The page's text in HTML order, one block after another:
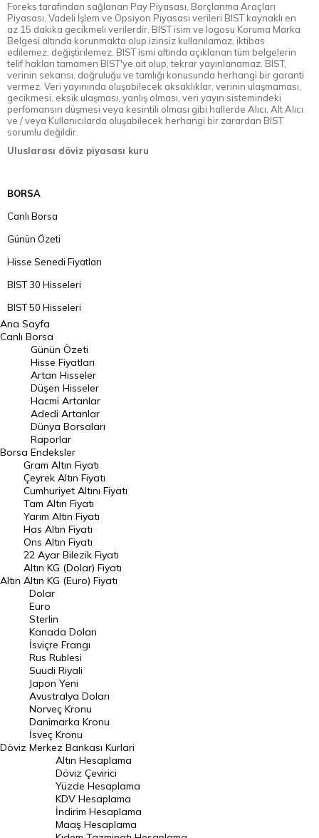
Foreks tarafından sağlanan Pay Piyasası, Borçlanma Araçları
Piyasası, Vadeli İşlem ve Opsiyon Piyasası verileri BIST kaynaklı en
az 15 dakika gecikmeli verilerdir. BIST isim ve logosu Koruma Marka
Belgesi altında korunmakta olup izinsiz kullanılamaz, iktibas
edilemez, değiştirilemez. BIST ismi altında açıklanan tüm belgelerin
telif hakları tamamen BIST'ye ait olup, tekrar yayınlanamaz. BIST,
verinin sekansı, doğruluğu ve tamlığı konusunda herhangi bir garanti
vermez. Veri yayınında oluşabilecek aksaklıklar, verinin ulaşmaması,
gecikmesi, eksik ulaşması, yanlış olması, veri yayın sistemindeki
perfomansın düşmesi veya kesintili olması gibi hallerde Alıcı, Alt Alıcı
ve / veya Kullanıcılarda oluşabilecek herhangi bir zarardan BIST
sorumlu değildir.
Uluslarası döviz piyasası kuru
BORSA
Canlı Borsa
Günün Özeti
Hisse Senedi Fiyatları
BIST 30 Hisseleri
BIST 50 Hisseleri
BIST 100 Hisseleri
En Çok Artan Hisseler
En Çok Düşen Hisseler
Hacmi Artanlar
Geçmiş Kapanışlar
Dünya Borsaları
Raporlar
Endeksler
DÖVİZ
Döviz Kuru
Dolar Kuru
Euro Kuru
Pound Kuru
Frank Kuru
Riyal Kuru
Avustralya Doları
Danimarka Kronu Kuru
Kanada Doları Kuru
Norveç Kronu Kuru
İsveç Kronu Kuru
Japon Yeni Kuru
Serbest Piyasa Döviz Kurları
Ana Sayfa
Canlı Borsa
Borsa
Günün Özeti
Hisse Fiyatları
Artan Hisseler
Düşen Hisseler
Hacmi Artanlar
Adedi Artanlar
Dünya Borsaları
Raporlar
Endeksler
Altın
Gram Altın Fiyatı
Çeyrek Altın Fiyatı
Cumhuriyet Altını Fiyatı
Tam Altın Fiyatı
Yarım Altın Fiyatı
Has Altın Fiyatı
Ons Altın Fiyatı
22 Ayar Bilezik Fiyatı
Altın KG (Dolar) Fiyatı
Altın KG (Euro) Fiyatı
Döviz
Dolar
Euro
Sterlin
Kanada Doları
İsviçre Frangı
Rus Rublesi
Suudi Riyali
Japon Yeni
Avustralya Doları
Norveç Kronu
Danimarka Kronu
İsveç Kronu
Merkez Bankası Kurlari
Altın Hesaplama
Döviz Çevirici
Yüzde Hesaplama
KDV Hesaplama
İndirim Hesaplama
Maaş Hesaplama